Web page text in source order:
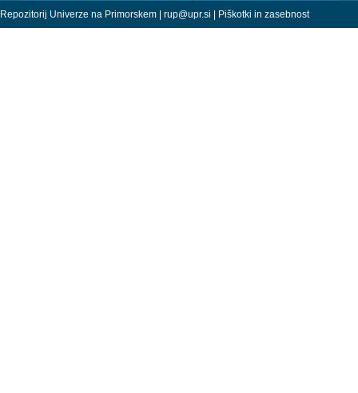
Repozitorij Univerze na Primorskem | rup@upr.si | Piškotki in zasebnost